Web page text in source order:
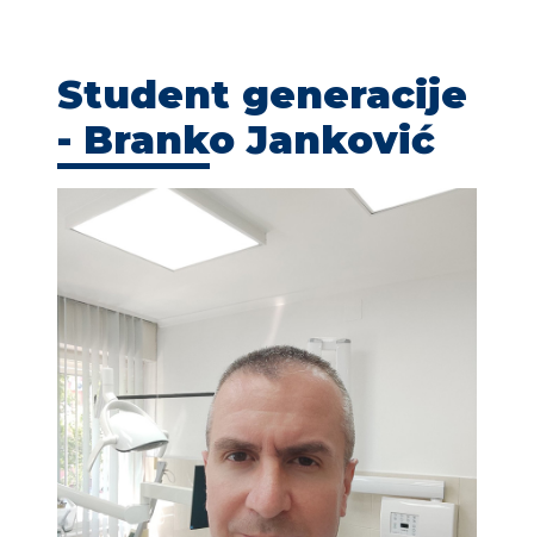
Student generacije
- Branko Janković